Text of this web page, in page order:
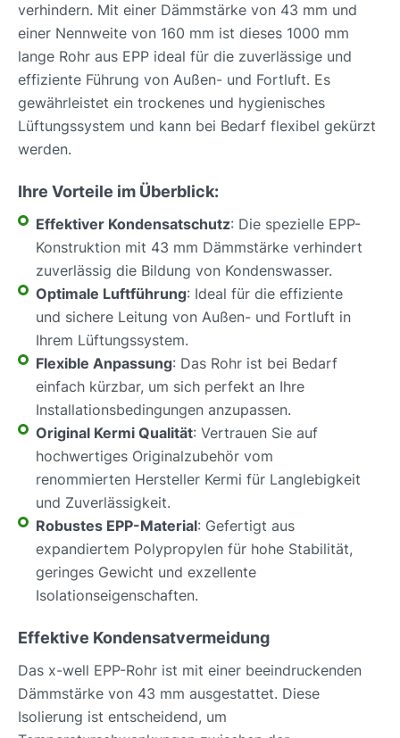
verhindern. Mit einer Dämmstärke von 43 mm und
einer Nennweite von 160 mm ist dieses 1000 mm
lange Rohr aus EPP ideal für die zuverlässige und
effiziente Führung von Außen- und Fortluft. Es
gewährleistet ein trockenes und hygienisches
Lüftungssystem und kann bei Bedarf flexibel gekürzt
werden.
Ihre Vorteile im Überblick:
Effektiver Kondensatschutz: Die spezielle EPP-
Konstruktion mit 43 mm Dämmstärke verhindert
zuverlässig die Bildung von Kondenswasser.
Optimale Luftführung: Ideal für die effiziente
und sichere Leitung von Außen- und Fortluft in
Ihrem Lüftungssystem.
Flexible Anpassung: Das Rohr ist bei Bedarf
einfach kürzbar, um sich perfekt an Ihre
Installationsbedingungen anzupassen.
Original Kermi Qualität: Vertrauen Sie auf
hochwertiges Originalzubehör vom
renommierten Hersteller Kermi für Langlebigkeit
und Zuverlässigkeit.
Robustes EPP-Material: Gefertigt aus
expandiertem Polypropylen für hohe Stabilität,
geringes Gewicht und exzellente
Isolationseigenschaften.
Effektive Kondensatvermeidung
Das x-well EPP-Rohr ist mit einer beeindruckenden
Dämmstärke von 43 mm ausgestattet. Diese
Isolierung ist entscheidend, um